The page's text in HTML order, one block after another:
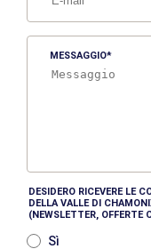
MESSAGGIO
DESIDERO RICEVERE LE
DELLA VALLE DI
(NEWSLETTER, OFFERTE
Sì